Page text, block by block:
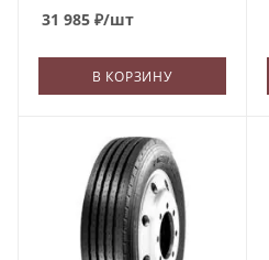
31 985 ₽/шт
В КОРЗИНУ